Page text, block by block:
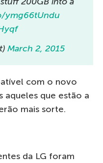
ymg66tUndu
March 2, 2015
com o novo
aqueles que estão a
mais sorte.
da LG foram